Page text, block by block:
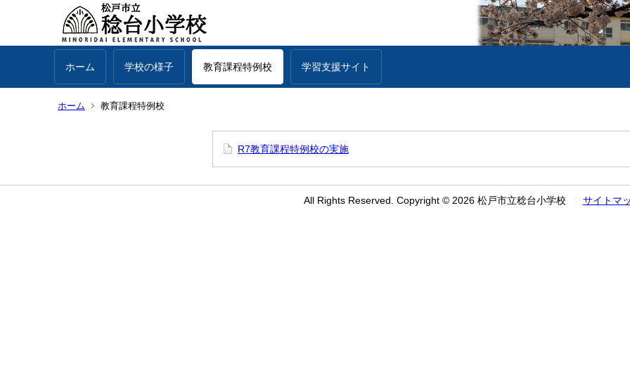
ホーム 学校の様子 教育課程特例校 学習支援サイト
ホーム 教育課程特例校
R7教育課程特例校の実施
All Rights Reserved. Copyright © 2026 松戸市立稔台小学校 サイトマ